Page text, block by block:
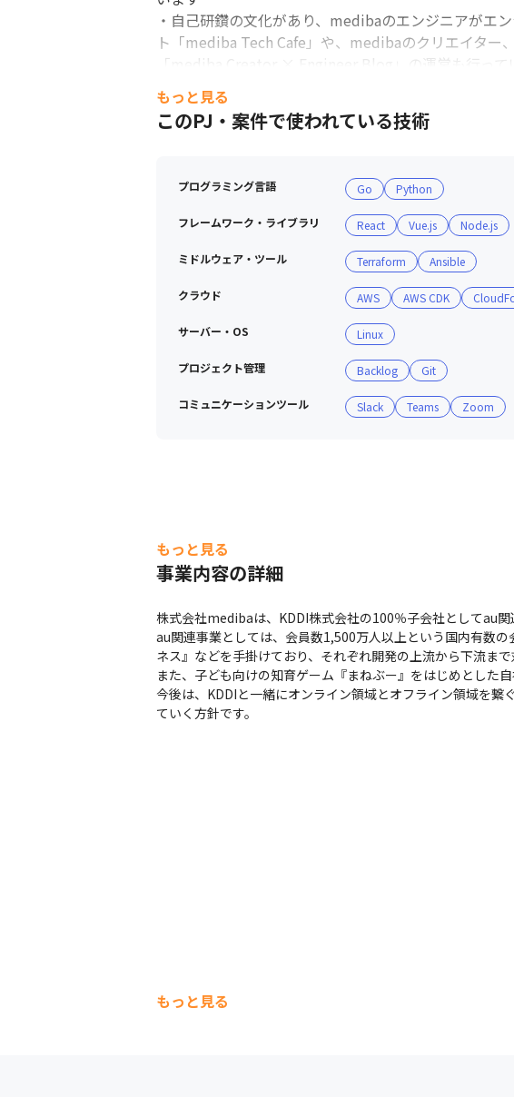
・自己研鑽の文化があり、medibaのエンジニアがエ
ト「mediba Tech Cafe」や、medibaのクリエイター
「mediba Creator × Engineer Blog」の運営も行って
＜開発組織のミッション＞
・キャッシュレス社会の急速な進展、5G/IoT活用に
■ 社風・社員全体について
・「ヒトにHAPPYを」をミッションとして掲げてい
・新卒と中途の割合は25:75で、平均勤続年数は5年8カ
・特に30代の社員が多く、社員全体の平均年齢は35歳
・男女比は60:40で女性も多く活躍しており、育児休
・研修制度があり、ビジネスマナー、プロダクトマ
もっと見る
このPJ・案件で使われている技術
プログラミング言語 Go Python
フレームワーク・ライブラリ React Vue.js Node.js
ミドルウェア・ツール Terraform Ansible
クラウド AWS AWS CDK
サーバー・OS Linux
プロジェクト管理 Backlog Git
コミュニケーションツール Slack Teams Zoom
もっと見る
事業内容の詳細
株式会社medibaは、KDDI株式会社の100％子会社としてau関
au関連事業としては、会員数1,500万人以上という国内有数
ネス』などを手掛けており、それぞれ開発の上流から下流ま
また、子ども向けの知育ゲーム『まねぶー』をはじめとした
今後は、KDDIと一緒にオンライン領域とオフライン領域を
ていく方針です。
もっと見る